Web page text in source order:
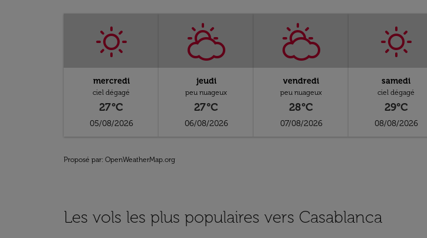
mercredi
ciel dégagé
27°C
05/08/2026
jeudi
peu nuageux
27°C
06/08/2026
vendredi
peu nuageux
28°C
07/08/2026
samedi
ciel dégagé
29°C
08/08/2026
Proposé par: OpenWeatherMap.org
Les vols les plus populaires vers Casablanca